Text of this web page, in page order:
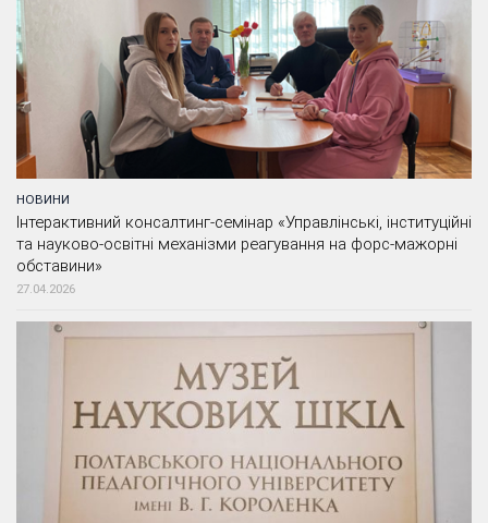
НОВИНИ
Інтерактивний консалтинг-семінар «Управлінські, інституційні
та науково-освітні механізми реагування на форс-мажорні
обставини»
27.04.2026